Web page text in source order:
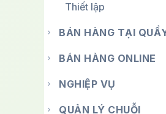
Thiết lập
BÁN HÀNG TẠI
BÁN HÀNG ONLINE
NGHIỆP VỤ
QUẢN LÝ CHUỖI